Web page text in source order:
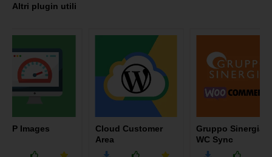
Altri plugin utili
Cloud Customer
Gruppo Sinergia
WC Sync